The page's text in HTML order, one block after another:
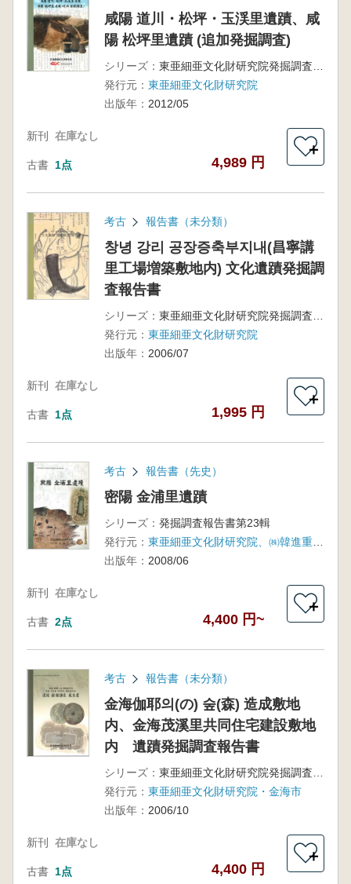
咸陽 道川・松坪・玉渓里遺蹟、咸
陽 松坪里遺蹟 (追加発掘調査)
シリーズ：
発行元： 東亜細亜文化財研究院
出版年： 2012/05
新刊 在庫なし
古書 1点 4,989 円
＋
考古 報告書（未分類）
창녕 강리 공장증축부지내(昌寧講
里工場増築敷地内) 文化遺蹟発掘調
査報告書
シリーズ：
発行元： 東亜細亜文化財研究院
出版年： 2006/07
新刊 在庫なし
古書 1点 1,995 円
＋
考古 報告書（先史）
密陽 金浦里遺蹟
シリーズ： 発掘調査報告書第23輯
発行元：
東亜細亜文化財研究院、㈱韓進重工業
出版年： 2008/06
新刊 在庫なし
古書 2点 4,400 円~
＋
考古 報告書（未分類）
金海伽耶의(の) 숲(森) 造成敷地
内、金海茂溪里共同住宅建設敷地
内 遺蹟発掘調査報告書
シリーズ：
発行元： 東亜細亜文化財研究院・金海市
出版年： 2006/10
新刊 在庫なし
古書 1点 4,400 円
＋